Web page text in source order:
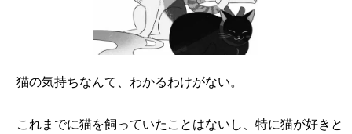
猫の気持ちなんて、わかるわけがない。
これまでに猫を飼っていたことはないし、特に猫が好きと